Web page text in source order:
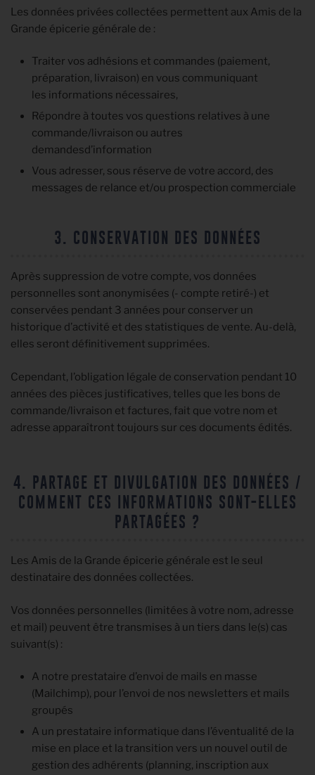
Les données privées collectées permettent aux Amis de la
Grande épicerie générale de :
Traiter vos adhésions et commandes (paiement,
préparation, livraison) en vous communiquant
les informations nécessaires,
Répondre à toutes vos questions relatives à une
commande/livraison ou autres
demandesd’information
Vous adresser, sous réserve de votre accord, des
messages de relance et/ou prospection commerciale
3. CONSERVATION DES DONNÉES
Après suppression de votre compte, vos données
personnelles sont anonymisées (- compte retiré-) et
conservées pendant 3 années pour conserver un
historique d’activité et des statistiques de vente. Au-delà,
elles seront définitivement supprimées.
Cependant, l’obligation légale de conservation pendant 10
années des pièces justificatives, telles que les bons de
commande/livraison et factures, fait que votre nom et
adresse apparaîtront toujours sur ces documents édités.
4. PARTAGE ET DIVULGATION DES DONNÉES /
COMMENT CES INFORMATIONS SONT-ELLES
PARTAGÉES ?
Les Amis de la Grande épicerie générale est le seul
destinataire des données collectées.
Vos données personnelles (limitées à votre nom, adresse
et mail) peuvent être transmises à un tiers dans le(s) cas
suivant(s) :
A notre prestataire d’envoi de mails en masse
(Mailchimp), pour l’envoi de nos newsletters et mails
groupés
A un prestataire informatique dans l’éventualité de la
mise en place et la transition vers un nouvel outil de
gestion des adhérents (planning, inscription aux